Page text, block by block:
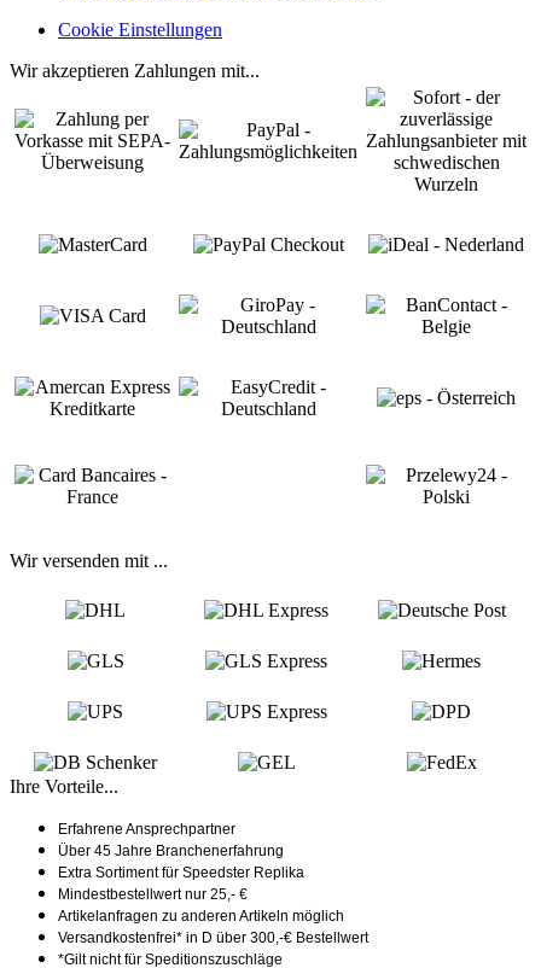
Cookie Einstellungen
Wir akzeptieren Zahlungen mit...
Wir versenden mit ...
Ihre Vorteile...
Erfahrene Ansprechpartner
Über 45 Jahre Branchenerfahrung
Extra Sortiment für Speedster Replika
Mindestbestellwert nur 25,- €
Artikelanfragen zu anderen Artikeln möglich
Versandkostenfrei* in D über 300,-€ Bestellwert
*Gilt nicht für Speditionszuschläge